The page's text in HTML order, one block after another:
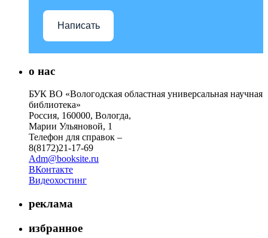
Написать
о нас
БУК ВО «Вологодская областная универсальная научная
библиотека»
Россия, 160000, Вологда,
Марии Ульяновой, 1
Телефон для справок –
8(8172)21-17-69
Adm@booksite.ru
ВКонтакте
Видеохостинг
реклама
избранное